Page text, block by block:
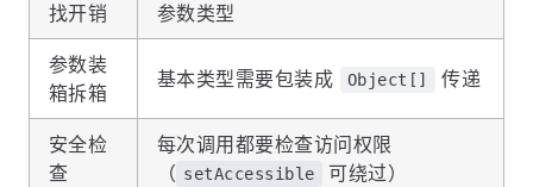
找开销
参数类型
参数装
箱拆箱
基本类型需要包装成 Object[] 传递
安全检
查
每次调用都要检查访问权限
（ setAccessible 可绕过）